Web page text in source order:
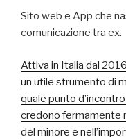
Sito web e App che
comunicazione tra ex.
Attiva in Italia dal
un utile strumento di
quale punto
credono fermamente
del minore e